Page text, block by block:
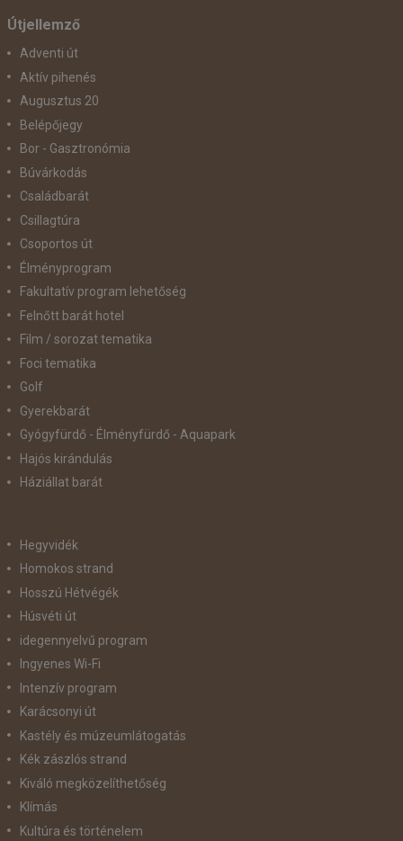
Útjellemző
Adventi út
Aktív pihenés
Augusztus 20
Belépőjegy
Bor - Gasztronómia
Búvárkodás
Családbarát
Csillagtúra
Csoportos út
Élményprogram
Fakultatív program lehetőség
Felnőtt barát hotel
Film / sorozat tematika
Foci tematika
Golf
Gyerekbarát
Gyógyfürdő - Élményfürdő - Aquapark
Hajós kirándulás
Háziállat barát
Hegyvidék
Homokos strand
Hosszú Hétvégék
Húsvéti út
idegennyelvű program
Ingyenes Wi-Fi
Intenzív program
Karácsonyi út
Kastély és múzeumlátogatás
Kék zászlós strand
Kiváló megközelíthetőség
Klímás
Kultúra és történelem